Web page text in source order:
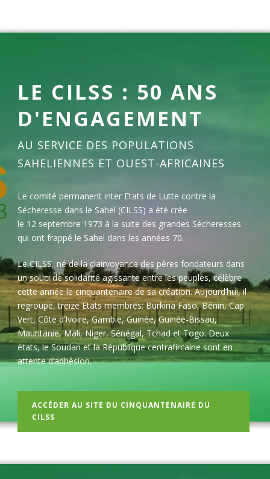
LE CILSS : 50 ANS
D'ENGAGEMENT
AU SERVICE DES POPULATIONS
SAHELIENNES ET OUEST-AFRICAINES
Le comité permanent inter Etats de Lutte contre la
Sécheresse dans le Sahel (CILSS) a été crée
le 12 septembre 1973 à la suite des grandes Sécheresses
qui ont frappé le Sahel dans les années 70.
Le CILSS, né de la clairvoyance des pères fondateurs dans
un souci de solidarité agissante entre les peuples, célèbre
cette année le cinquantenaire de sa création. Aujourd’hui, il
regroupe, treize Etats membres: Burkina Faso, Bénin, Cap
Vert, Côte d’Ivoire, Gambie, Guinée, Guinée-Bissau,
Mauritanie, Mali, Niger, Sénégal, Tchad et Togo. Deux
états, le Soudan et la République centrafircaine sont en
attente d’adhésion.
ACCÉDER AU SITE DU CINQUANTENAIRE DU
CILSS